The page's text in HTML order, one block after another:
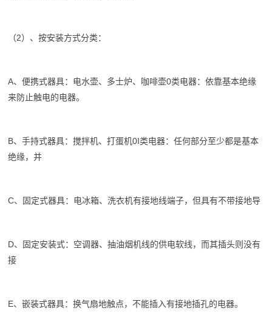
（2）、按安装方式分类：
A、便携式器具：电水壶、多士炉、咖啡壶0类电器：依靠基本绝缘
来防止触电的电器。
B、手持式器具：搅拌机、打蛋机0I类电器：任何部分至少都是基本
绝缘，并
C、固定式器具：电冰箱、洗衣机有接地线端子，但具有不带接地导
D、固定安装式：空调器、抽油烟机线的供电软线，而其插头则没有
接
E、嵌装式器具：换气扇地触点，不能插入有接地插孔的电器。